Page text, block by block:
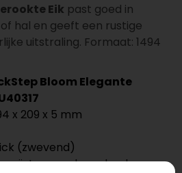
Eik past goed in
hal en geeft een rustige
uitstraling. Formaat: 1494
Bloom Elegante
x 209 x 5 mm
(zwevend)
geïntegreerde ondervloer